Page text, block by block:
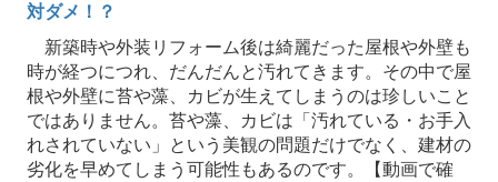
対ダメ！？
新築時や外装リフォーム後は綺麗だった屋根や外壁も
時が経つにつれ、だんだんと汚れてきます。その中で屋
根や外壁に苔や藻、カビが生えてしまうのは珍しいこと
ではありません。苔や藻、カビは「汚れている・お手入
れされていない」という美観の問題だけでなく、建材の
劣化を早めてしまう可能性もあるのです。【動画で確